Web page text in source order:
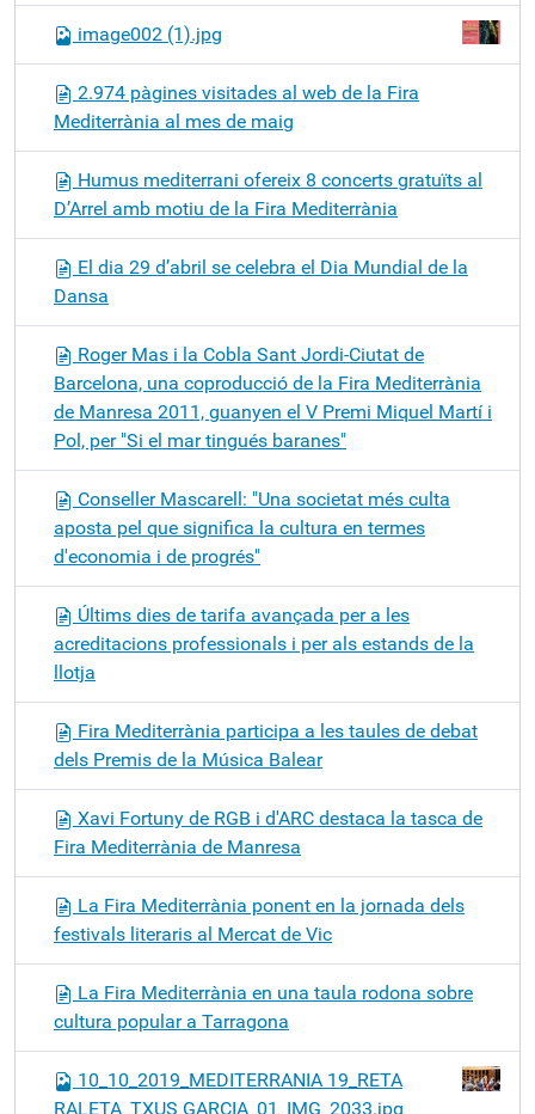
image002 (1).jpg
2.974 pàgines visitades al web de la Fira
Mediterrània al mes de maig
Humus mediterrani ofereix 8 concerts gratuïts al
D’Arrel amb motiu de la Fira Mediterrània
El dia 29 d’abril se celebra el Dia Mundial de la
Dansa
Roger Mas i la Cobla Sant Jordi-Ciutat de
Barcelona, una coproducció de la Fira Mediterrània
de Manresa 2011, guanyen el V Premi Miquel Martí i
Pol, per "Si el mar tingués baranes"
Conseller Mascarell: "Una societat més culta
aposta pel que significa la cultura en termes
d'economia i de progrés"
Últims dies de tarifa avançada per a les
acreditacions professionals i per als estands de la
llotja
Fira Mediterrània participa a les taules de debat
dels Premis de la Música Balear
Xavi Fortuny de RGB i d'ARC destaca la tasca de
Fira Mediterrània de Manresa
La Fira Mediterrània ponent en la jornada dels
festivals literaris al Mercat de Vic
La Fira Mediterrània en una taula rodona sobre
cultura popular a Tarragona
10_10_2019_MEDITERRANIA 19_RETA
RALETA_TXUS GARCIA_01_IMG_2033.jpg